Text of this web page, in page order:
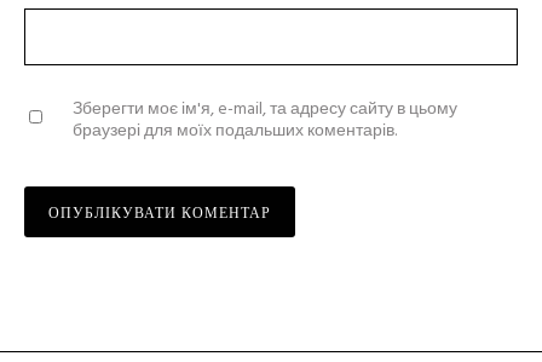
Зберегти моє ім'я, e-mail, та адресу сайту в цьому
браузері для моїх подальших коментарів.